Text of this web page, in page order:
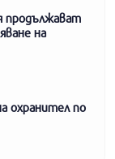
продължават
на
охранител по